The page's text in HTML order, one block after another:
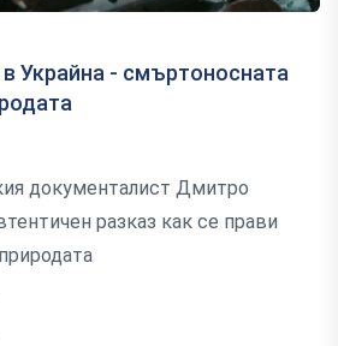
Украйна - смъртоносната
документалист Дмитро
разказ как се прави